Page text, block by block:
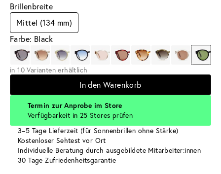
Brillenbreite
Mittel (134 mm)
Farbe: Black
in 10 Varianten erhältlich
In den Warenkorb
Termin zur Anprobe im Store
Verfügbarkeit in 25 Stores prüfen
3–5 Tage Lieferzeit (für Sonnenbrillen ohne Stärke)
Kostenloser Sehtest vor Ort
Individuelle Beratung durch ausgebildete Mitarbeiter:innen
30 Tage Zufriedenheitsgarantie